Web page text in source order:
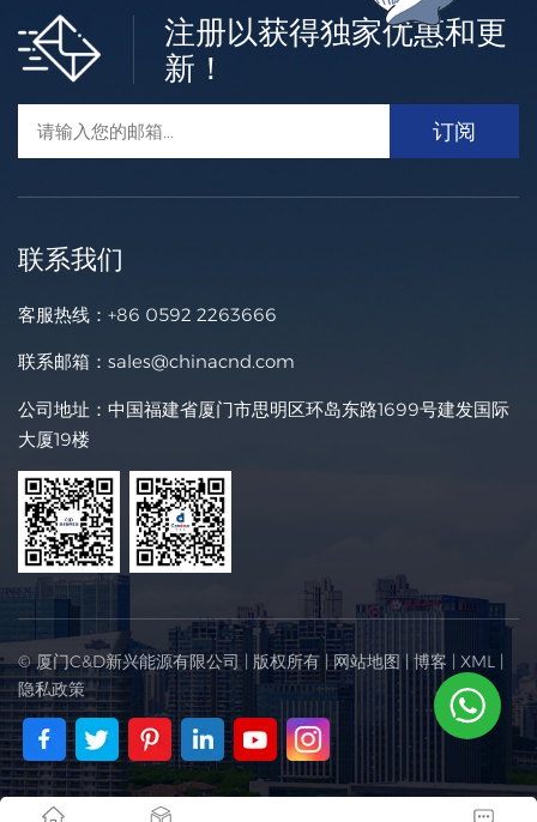
注册以获得独家优惠和更
新！
联系我们
客服热线： +86 0592 2263666
联系邮箱： sales@chinacnd.com
公司地址：中国福建省厦门市思明区环岛东路1699号建发国际
大厦19楼
© 厦门C&D新兴能源有限公司 | 版权所有 |网站地图 | 博客 | XML |
隐私政策